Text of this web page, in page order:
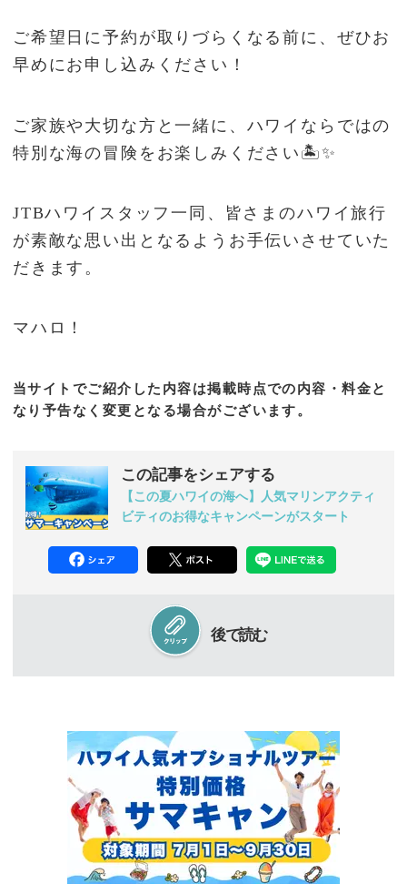
ご希望日に予約が取りづらくなる前に、ぜひお
早めにお申し込みください！
ご家族や大切な方と一緒に、ハワイならではの
特別な海の冒険をお楽しみください🏝️✨
JTBハワイスタッフ一同、皆さまのハワイ旅行
が素敵な思い出となるようお手伝いさせていた
だきます。
マハロ！
当サイトでご紹介した内容は掲載時点での内容・料金と
なり予告なく変更となる場合がございます。
この記事をシェアする
【この夏ハワイの海へ】人気マリンアクティ
ビティのお得なキャンペーンがスタート
後で読む